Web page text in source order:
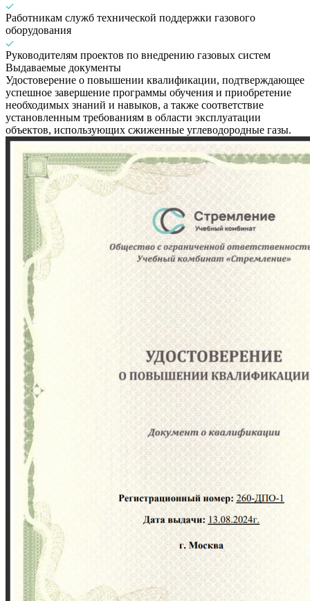
Работникам служб технической поддержки газового
оборудования
Руководителям проектов по внедрению газовых систем
Выдаваемые документы
Удостоверение о повышении квалификации, подтверждающее
успешное завершение программы обучения и приобретение
необходимых знаний и навыков, а также соответствие
установленным требованиям в области эксплуатации
объектов, использующих сжиженные углеводородные газы.